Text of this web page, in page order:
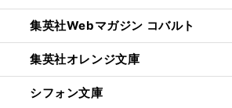
集英社Webマガジン コバルト
集英社オレンジ文庫
シフォン文庫